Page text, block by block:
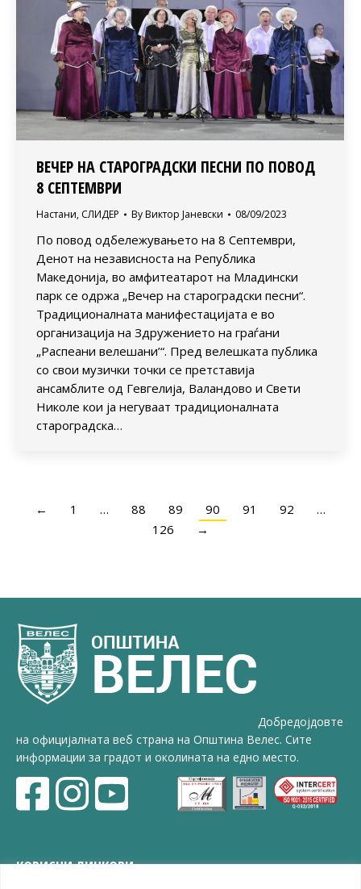
ВЕЧЕР НА СТАРОГРАДСКИ ПЕСНИ ПО ПОВОД
8 СЕПТЕМВРИ
Настани, СЛИДЕР By Виктор Јаневски 08/09/2023
По повод одбележувањето на 8 Септември,
Денот на независноста на Република
Македонија, во амфитеатарот на Младински
парк се одржа „Вечер на староградски песни“.
Традиционалната манифестацијата е во
организација на Здружението на граѓани
„Распеани велешани’“. Пред велешката публика
со свои музички точки се претставија
ансамблите од Гевгелија, Валандово и Свети
Николе кои ја негуваат традиционалната
староградска…
← 1 … 88 89 90 91 92
…
126
→
Добредојдовте
на официјалната веб страна на Општина Велес. Сите
информации за градот и околината на едно место.
КОРИСНИ ЛИНКОВИ